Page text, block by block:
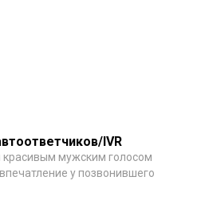
IVR
красивым мужским голосом
у позвонившего